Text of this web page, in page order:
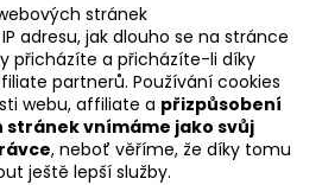
stránek
adresu, jak dlouho se na stránce
přicházíte a přicházíte-li díky
partnerů. Používání cookies
webu, affiliate a přizpůsobení
stránek vnímáme jako svůj
, neboť věříme, že díky tomu
ještě lepší služby.